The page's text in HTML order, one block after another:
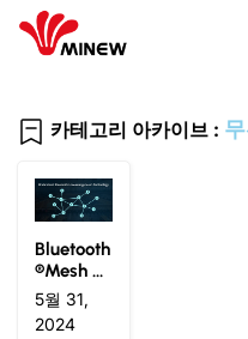
카테고리 아카이브 :
Bluetooth
®Mesh 이
해: 무선
연결 혁신
5월 31,
2024